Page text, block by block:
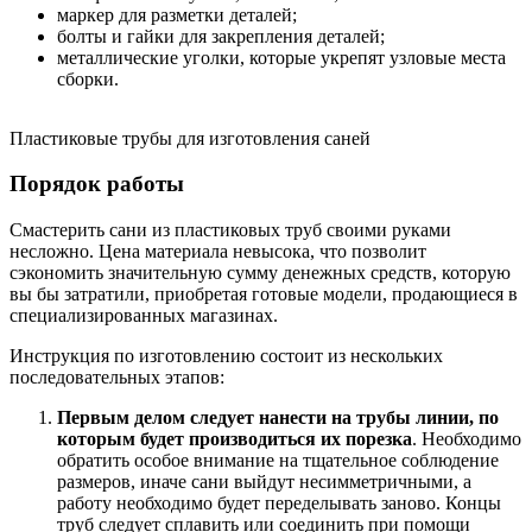
маркер для разметки деталей;
болты и гайки для закрепления деталей;
металлические уголки, которые укрепят узловые места
сборки.
Пластиковые трубы для изготовления саней
Порядок работы
Смастерить сани из пластиковых труб своими руками
несложно. Цена материала невысока, что позволит
сэкономить значительную сумму денежных средств, которую
вы бы затратили, приобретая готовые модели, продающиеся в
специализированных магазинах.
Инструкция по изготовлению состоит из нескольких
последовательных этапов:
Первым делом следует нанести на трубы линии, по
которым будет производиться их порезка. Необходимо
обратить особое внимание на тщательное соблюдение
размеров, иначе сани выйдут несимметричными, а
работу необходимо будет переделывать заново. Концы
труб следует сплавить или соединить при помощи